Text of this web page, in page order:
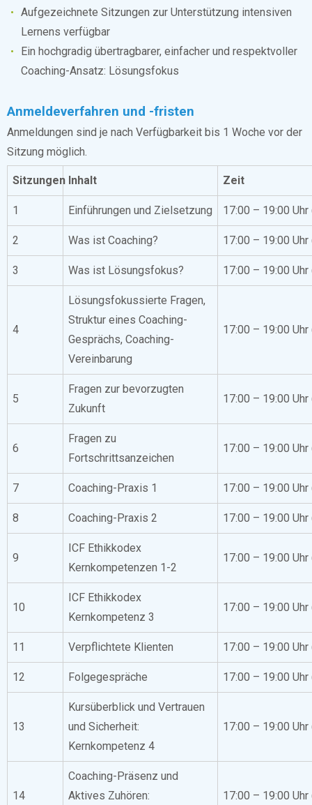
Aufgezeichnete Sitzungen zur Unterstützung intensiven
Lernens verfügbar
Ein hochgradig übertragbarer, einfacher und respektvoller
Coaching-Ansatz: Lösungsfokus
Anmeldeverfahren und -fristen
Anmeldungen sind je nach Verfügbarkeit bis 1 Woche vor der
Sitzung möglich.
Sitzungen Inhalt Zeit
1 Einführungen und Zielsetzung 17:00 – 19:00 Uhr
2 Was ist Coaching? 17:00 – 19:00 Uhr
3 Was ist Lösungsfokus? 17:00 – 19:00 Uhr
4
Lösungsfokussierte Fragen,
Struktur eines Coaching-
Gesprächs, Coaching-
Vereinbarung
17:00 – 19:00 Uhr
5
Fragen zur bevorzugten
Zukunft
17:00 – 19:00 Uhr
6
Fragen zu
Fortschrittsanzeichen
17:00 – 19:00 Uhr
7 Coaching-Praxis 1 17:00 – 19:00 Uhr
8 Coaching-Praxis 2 17:00 – 19:00 Uhr
9
ICF Ethikkodex
Kernkompetenzen 1-2
17:00 – 19:00 Uhr
10
ICF Ethikkodex
Kernkompetenz 3
17:00 – 19:00 Uhr
11 Verpflichtete Klienten 17:00 – 19:00 Uhr
12 Folgegespräche 17:00 – 19:00 Uhr
13
Kursüberblick und Vertrauen
und Sicherheit:
Kernkompetenz 4
17:00 – 19:00 Uhr
14
Coaching-Präsenz und
Aktives Zuhören:
17:00 – 19:00 Uhr